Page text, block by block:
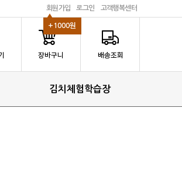
고객행복센터
로그인
회원가입
+1000원
김치체험학습장